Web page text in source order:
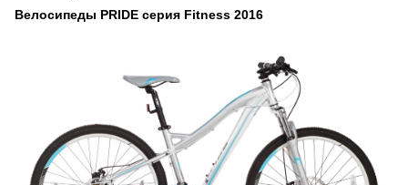
Велосипеды PRIDE серия Fitness 2016